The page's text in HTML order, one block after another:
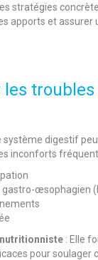
stratégies
apports et assurer
les
système digestif
inconforts
gastro-œsophagien
nutritionniste : Elle
pour soulager